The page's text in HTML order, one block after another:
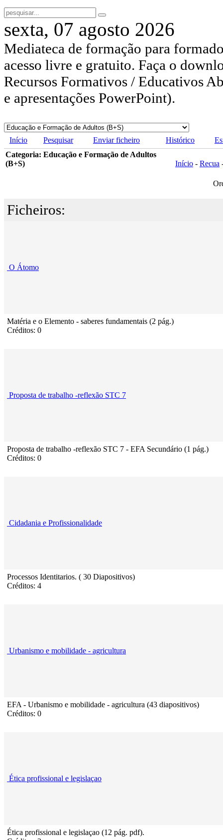
sexta, 07 agosto 2026
Mediateca de formação para
acesso livre e gratuito. Faça o
Recursos Formativos / Educativos
e apresentações PowerPoint).
Início Pesquisar Enviar ficheiro Histórico
Categoria: Educação e Formação de Adultos
(B+S)
Início - Recua
Ficheiros:
O Átomo
Matéria e o Elemento - saberes fundamentais (2 pág.)
Créditos: 0
Proposta de trabalho -reflexão STC 7
Proposta de trabalho -reflexão STC 7 - EFA Secundário (1 pág.)
Créditos: 0
Cidadania e Profissionalidade
Processos Identitarios. ( 30 Diapositivos)
Créditos: 4
Urbanismo e mobilidade - agricultura
EFA - Urbanismo e mobilidade - agricultura (43 diapositivos)
Créditos: 0
Ética profissional e legislaçao
Ética profissional e legislaçao (12 pág. pdf).